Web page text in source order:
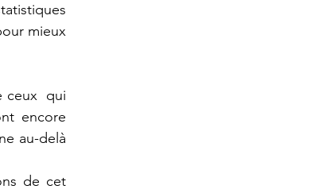
mieux
ceux  qui
encore
au-delà
de cet